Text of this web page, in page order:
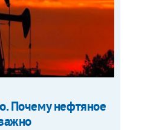
Почему нефтяное